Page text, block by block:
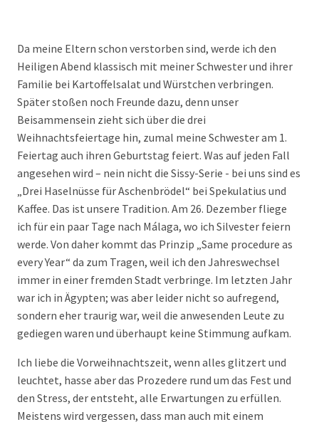
Da meine Eltern schon verstorben sind, werde ich den
Heiligen Abend klassisch mit meiner Schwester und ihrer
Familie bei Kartoffelsalat und Würstchen verbringen.
Später stoßen noch Freunde dazu, denn unser
Beisammensein zieht sich über die drei
Weihnachtsfeiertage hin, zumal meine Schwester am 1.
Feiertag auch ihren Geburtstag feiert. Was auf jeden Fall
angesehen wird – nein nicht die Sissy-Serie - bei uns sind es
„Drei Haselnüsse für Aschenbrödel“ bei Spekulatius und
Kaffee. Das ist unsere Tradition. Am 26. Dezember fliege
ich für ein paar Tage nach Málaga, wo ich Silvester feiern
werde. Von daher kommt das Prinzip „Same procedure as
every Year“ da zum Tragen, weil ich den Jahreswechsel
immer in einer fremden Stadt verbringe. Im letzten Jahr
war ich in Ägypten; was aber leider nicht so aufregend,
sondern eher traurig war, weil die anwesenden Leute zu
gediegen waren und überhaupt keine Stimmung aufkam.
Ich liebe die Vorweihnachtszeit, wenn alles glitzert und
leuchtet, hasse aber das Prozedere rund um das Fest und
den Stress, der entsteht, alle Erwartungen zu erfüllen.
Meistens wird vergessen, dass man auch mit einem